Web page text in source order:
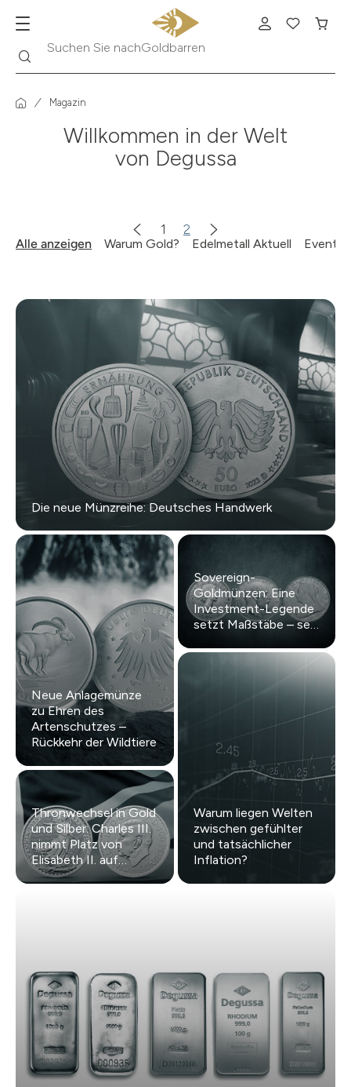
Suchen Sie nachGoldbarren
Magazin
Willkommen in der Welt
von Degussa
1 2
Alle anzeigen Warum Gold? Edelmetall Aktuell Events
Die neue Münzreihe: Deutsches Handwerk
Neue Anlagemünze
zu Ehren des
Artenschutzes –
Rückkehr der Wildtiere
Sovereign-
Goldmünzen: Eine
Investment-Legende
setzt Maßstäbe – seit
Warum liegen Welten
zwischen gefühlter
und tatsächlicher
Inflation?
Thronwechsel in Gold
und Silber: Charles III.
nimmt Platz von
Elisabeth II. auf
Britannia-Münzen ein